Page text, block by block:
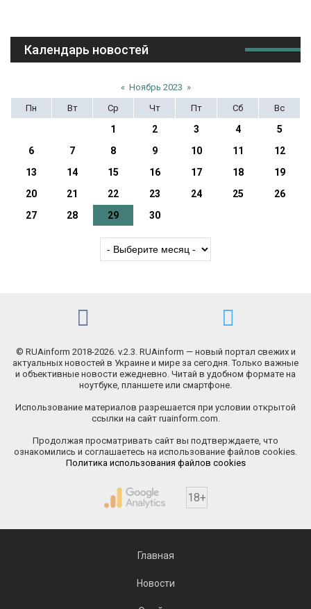
Календарь новостей
« Ноябрь 2023 »
Пн
Вт Ср Чт Пт Сб Вс
1 2 3 4
5
6
7 8 9 10 11
12
13
14 15 16 17 18
19
20
21 22 23 24 25
26
27
28 29 30
© RUAinform 2018-2026. v.2.3. RUAinform — новый портал свежих и
актуальных новостей в Украине и мире за сегодня. Только важные
и объективные новости ежедневно. Читай в удобном формате на
ноутбуке, планшете или смартфоне.
Использование материалов разрешается при условии открытой
ссылки на сайт ruainform.com.
Продолжая просматривать сайт вы подтверждаете, что
ознакомились и соглашаетесь на использование файлов cookies.
Политика использования файлов cookies
18+
Главная
Новости